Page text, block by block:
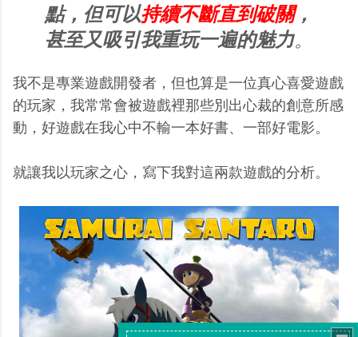
點，但可以持續不斷直到破關，
甚至又吸引我重玩一遍的魅力。
我不是專業遊戲開發者，但也算是一位真心喜愛遊戲
的玩家，我常常會被遊戲裡那些別出心裁的創意所感
動，好遊戲在我心中不輸一本好書、一部好電影。
就讓我以玩家之心，寫下我對這兩款遊戲的分析。